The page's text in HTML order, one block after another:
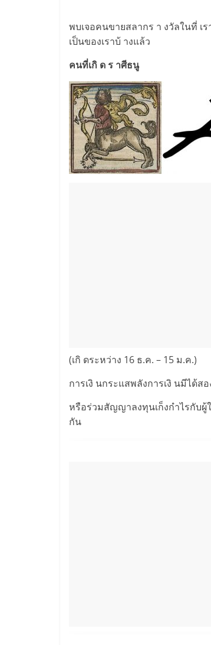
พบเจอคนขายสลากร า งวัลในที่ เ
เป็นของเราบ้ างแล้ว
คนที่เกิ ด ร าศีธนู
(เกิ ดระหว่าง 16 ธ.ค. – 15 ม.ค.)
การเงิ นกระแสพลังการเงิ นมีได้ส
หรือร่วมสัญญาลงทุนเก็งกำไรกับผู้
กัน